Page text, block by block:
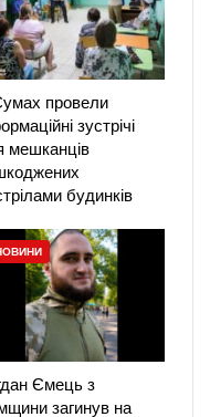
провели
зустрічі
мешканців
будинків
Ємець з
загинув на